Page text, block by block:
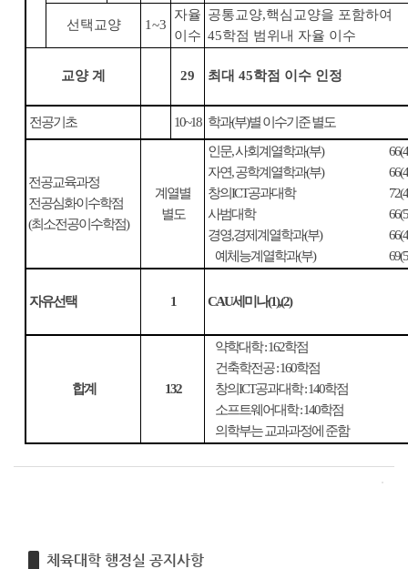
선택교양 1~3
자율
이수
공통교양,핵심교양을 포함하여
45학점 범위내 자율 이수
교양 계 29 최대 45학점 이수 인정
전공기초 10~18 학과(부)별 이수기준 별도
전공교육과정
전공심화이수학점
(최소전공이수학점)
계열별
별도
인문,사회계열학과(부)
자연,공학계열학과(부)
창의ICT공과대학
사범대학
경영,경제계열학과(부)
예체능계열학과(부)
자유선택 1 CAU세미나(1),(2)
합계 132
약학대학: 162학점
건축학전공: 160학점
창의ICT공과대학: 140학점
소프트웨어대학: 140학점
의학부는 교과과정에 준함
체육대학 행정실 공지사항